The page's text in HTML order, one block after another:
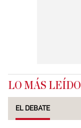
LO MÁS LEÍDO
EL DEBATE